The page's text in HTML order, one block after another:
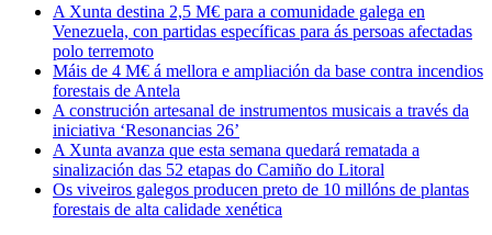
A Xunta destina 2,5 M€ para a comunidade galega en
Venezuela, con partidas específicas para ás persoas afectadas
polo terremoto
Máis de 4 M€ á mellora e ampliación da base contra incendios
forestais de Antela
A construción artesanal de instrumentos musicais a través da
iniciativa ‘Resonancias 26’
A Xunta avanza que esta semana quedará rematada a
sinalización das 52 etapas do Camiño do Litoral
Os viveiros galegos producen preto de 10 millóns de plantas
forestais de alta calidade xenética